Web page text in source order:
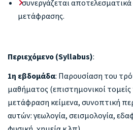
συνεργάζεται αποτελεσματικά
μετάφρασης.
Περιεχόμενο (Syllabus):
1η εβδομάδα: Παρουσίαση του
μαθήματος (επιστημονικοί
μετάφραση κείμενα, συνοπτική
αυτών: γεωλογία, σεισμολογία,